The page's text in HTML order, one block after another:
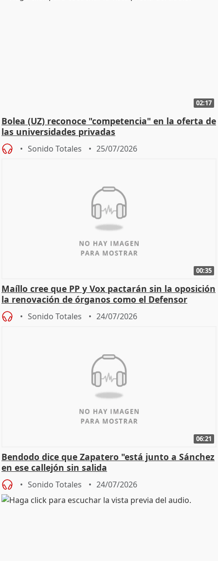
02:17
Bolea (UZ) reconoce "competencia" en la oferta de
las universidades privadas
Sonido Totales 25/07/2026
00:35
Maíllo cree que PP y Vox pactarán sin la oposición
la renovación de órganos como el Defensor
Sonido Totales 24/07/2026
06:21
Bendodo dice que Zapatero "está junto a Sánchez
en ese callejón sin salida
Sonido Totales 24/07/2026